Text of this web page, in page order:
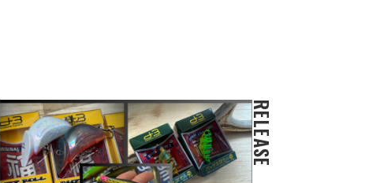
RELEASE